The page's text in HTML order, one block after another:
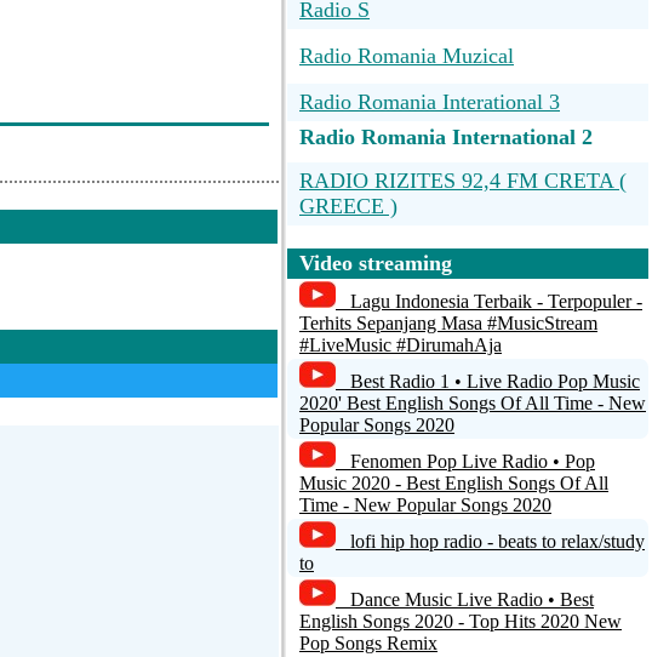
Radio S
Radio Romania Muzical
Radio Romania Interational 3
Radio Romania International 2
RADIO RIZITES 92,4 FM CRETA (
GREECE )
LCR FM 103.6fm
RADIO GUAIBA
wunschradio.fm 80er
No Name
Video streaming
Lagu Indonesia Terbaik - Terpopuler -
Terhits Sepanjang Masa #MusicStream
#LiveMusic #DirumahAja
Best Radio 1 • Live Radio Pop Music
2020' Best English Songs Of All Time - New
Popular Songs 2020
Fenomen Pop Live Radio • Pop
Music 2020 - Best English Songs Of All
Time - New Popular Songs 2020
lofi hip hop radio - beats to relax/study
to
Dance Music Live Radio • Best
English Songs 2020 - Top Hits 2020 New
Pop Songs Remix